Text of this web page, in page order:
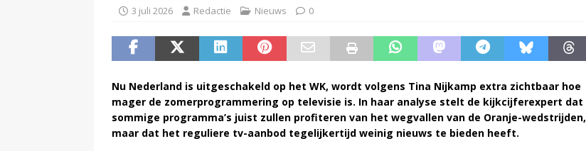
3 juli 2026 Redactie Nieuws 0
Nu Nederland is uitgeschakeld op het WK, wordt volgens Tina Nijkamp extra zichtbaar hoe
mager de zomerprogrammering op televisie is. In haar analyse stelt de kijkcijferexpert dat
sommige programma’s juist zullen profiteren van het wegvallen van de Oranje-wedstrijden,
maar dat het reguliere tv-aanbod tegelijkertijd weinig nieuws te bieden heeft.